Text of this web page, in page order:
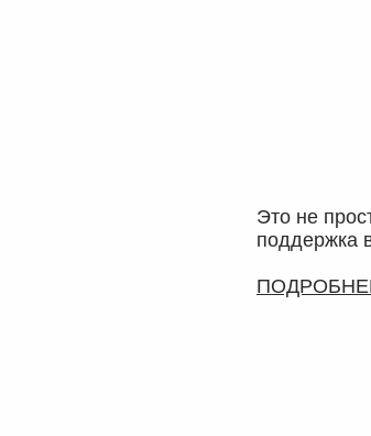
Это не
поддержка